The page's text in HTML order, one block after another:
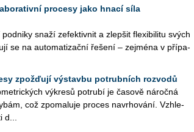
procesy jako hnací síla
snaží ze­fek­tiv­nit a zlep­šit fle­xi­bi­li­tu svých
se na au­to­ma­ti­zač­ní ře­še­ní – zej­mé­na v pří­pa­
zpožďují výstavbu potrubních rozvodů
vý­kre­sů po­tru­bí je ča­so­vě ná­roč­ná
což zpo­ma­lu­je pro­ces na­vr­ho­vá­ní. Vzhle­